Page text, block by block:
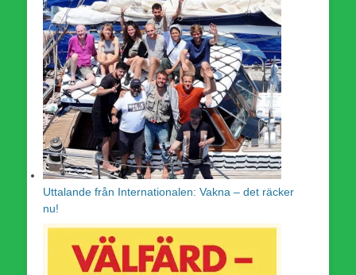
Uttalande från Internationalen: Vakna – det räcker
nu!